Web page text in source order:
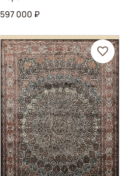
597 000 ₽